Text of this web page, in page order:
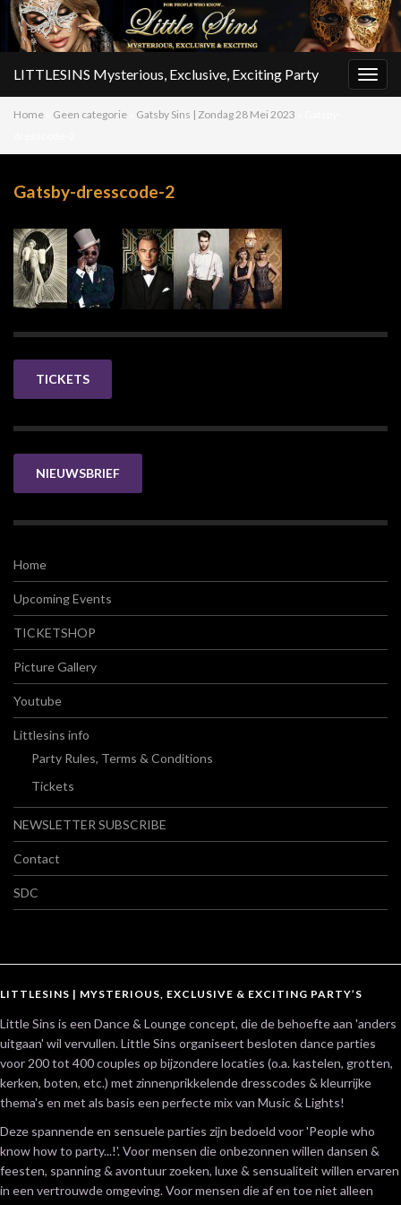
LITTLESINS Mysterious, Exclusive, Exciting Party
Home Geen categorie Gatsby Sins | Zondag 28 Mei 2023
Gatsby-dresscode-2
TICKETS
NIEUWSBRIEF
Home
Upcoming Events
TICKETSHOP
Picture Gallery
Youtube
Littlesins info
Party Rules, Terms & Conditions
Tickets
NEWSLETTER SUBSCRIBE
Contact
SDC
LITTLESINS | MYSTERIOUS, EXCLUSIVE & EXCITING PARTY’S
Little Sins is een Dance & Lounge concept, die de behoefte aan 'anders
uitgaan' wil vervullen. Little Sins organiseert besloten dance parties
voor 200 tot 400 couples op bijzondere locaties (o.a. kastelen, grotten,
kerken, boten, etc.) met zinnenprikkelende dresscodes & kleurrijke
thema's en met als basis een perfecte mix van Music & Lights!
Deze spannende en sensuele parties zijn bedoeld voor 'People who
know how to party...!'. Voor mensen die onbezonnen willen dansen &
feesten, spanning & avontuur zoeken, luxe & sensualiteit willen ervaren
in een vertrouwde omgeving. Voor mensen die af en toe niet alleen